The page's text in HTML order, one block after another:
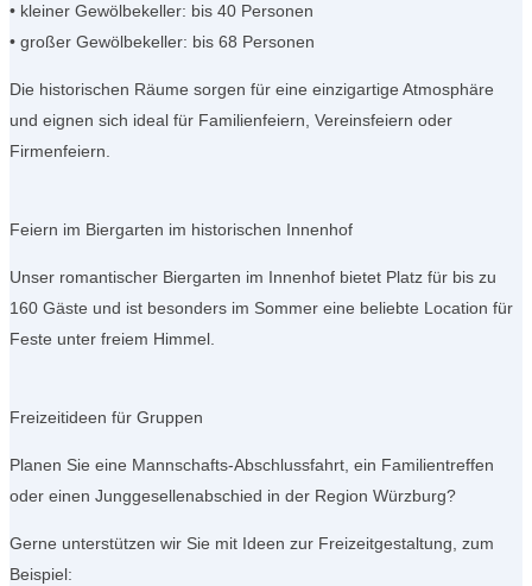
• kleiner Gewölbekeller: bis 40 Personen
• großer Gewölbekeller: bis 68 Personen
Die historischen Räume sorgen für eine einzigartige Atmosphäre
und eignen sich ideal für Familienfeiern, Vereinsfeiern oder
Firmenfeiern.
Feiern im Biergarten im historischen Innenhof
Unser romantischer Biergarten im Innenhof bietet Platz für bis zu
160 Gäste und ist besonders im Sommer eine beliebte Location für
Feste unter freiem Himmel.
Freizeitideen für Gruppen
Planen Sie eine Mannschafts-Abschlussfahrt, ein Familientreffen
oder einen Junggesellenabschied in der Region Würzburg?
Gerne unterstützen wir Sie mit Ideen zur Freizeitgestaltung, zum
Beispiel: